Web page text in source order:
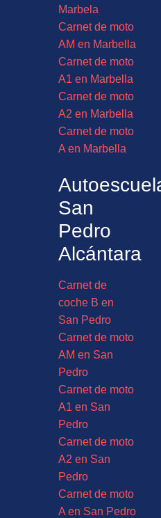
Marbela
Carnet de moto
AM en Marbella
Carnet de moto
A1 en Marbella
Carnet de moto
A2 en Marbella
Carnet de moto
A en Marbella
San
Pedro
Alcántara
Carnet de
coche B en
San Pedro
Carnet de moto
AM en San
Pedro
Carnet de moto
A1 en San
Pedro
Carnet de moto
A2 en San
Pedro
Carnet de moto
A en San Pedro